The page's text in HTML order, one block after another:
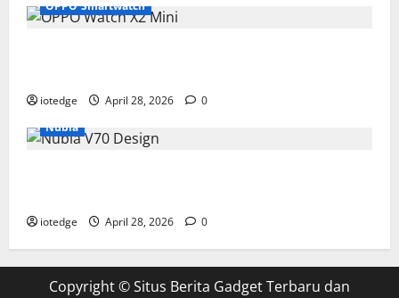
OPPO Smartwatch
iotedge April 28, 2026
0
Nubia
iotedge April 28, 2026 0
Copyright ©Situs Berita Gadget Terbaru dan